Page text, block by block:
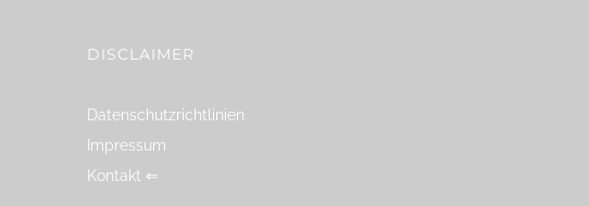
DISCLAIMER
Datenschutzrichtlinien
Impressum
Kontakt ⇐